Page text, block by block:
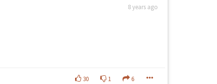
8 years ago
30 1 6